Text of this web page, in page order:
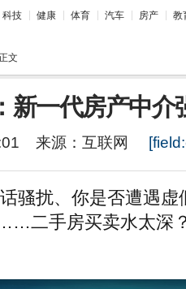
科技 健康 体育 汽车 房产 教
文
新一代房产中介
来源： 互联网
骚扰、你是否遭遇虚
二手房买卖水太深